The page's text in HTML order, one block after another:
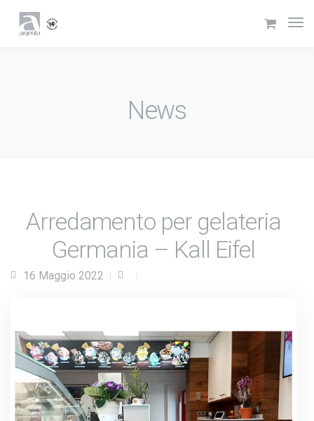
News
Arredamento per gelateria
Germania – Kall Eifel
16 Maggio 2022